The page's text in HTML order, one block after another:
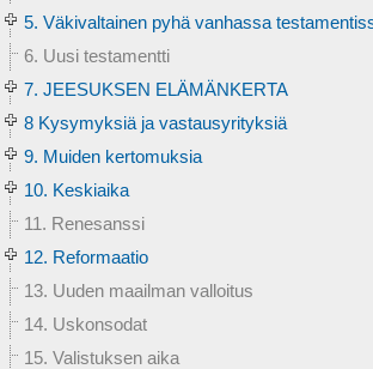
5. Väkivaltainen pyhä vanhassa
6. Uusi testamentti
7. JEESUKSEN ELÄMÄNKERTA
8 Kysymyksiä ja vastausyrityksiä
9. Muiden kertomuksia
10. Keskiaika
11. Renesanssi
12. Reformaatio
13. Uuden maailman valloitus
14. Uskonsodat
15. Valistuksen aika